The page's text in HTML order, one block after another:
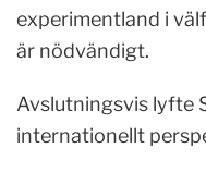
experimentland i
är nödvändigt.
Avslutningsvis lyfte
internationellt